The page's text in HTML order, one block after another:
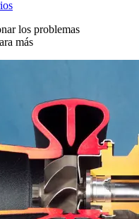
los problemas
más